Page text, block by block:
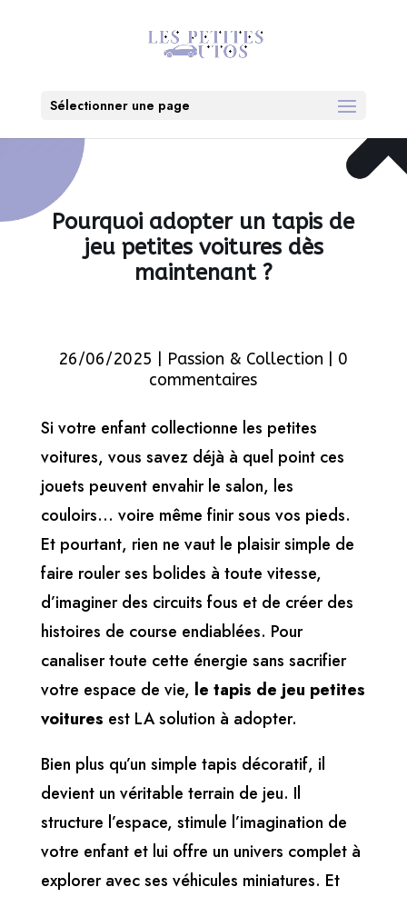
Sélectionner une page
Pourquoi adopter un tapis de
jeu petites voitures dès
maintenant ?
26/06/2025 Passion & Collection
0
commentaires
Si votre enfant collectionne les petites
voitures, vous savez déjà à quel point ces
jouets peuvent envahir le salon, les
couloirs… voire même finir sous vos pieds.
Et pourtant, rien ne vaut le plaisir simple de
faire rouler ses bolides à toute vitesse,
d’imaginer des circuits fous et de créer des
histoires de course endiablées. Pour
canaliser toute cette énergie sans sacrifier
votre espace de vie, le tapis de jeu petites
voitures est LA solution à adopter.
Bien plus qu’un simple tapis décoratif, il
devient un véritable terrain de jeu. Il
structure l’espace, stimule l’imagination de
votre enfant et lui offre un univers complet à
explorer avec ses véhicules miniatures. Et